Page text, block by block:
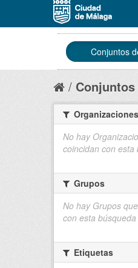
Conjuntos
Organizaciones
No hay
coincidan con esta
Grupos
No hay Grupos
con esta búsqueda
Etiquetas